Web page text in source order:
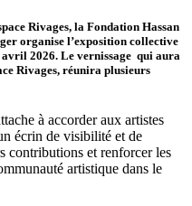
Rivages, la Fondation Hassan
organise l’exposition collective
avril 2026. Le vernissage qui aura
Rivages, réunira plusieurs
à accorder aux artistes
écrin de visibilité et de
contributions et renforcer les
artistique dans le